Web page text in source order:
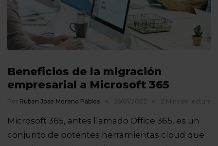
Beneficios de la migración
empresarial a Microsoft 365
Por Ruben Jose Moreno Pablos 26/01/2022 2 Mins de lectura
Microsoft 365, antes llamado Office 365, es un
conjunto de potentes herramientas cloud que